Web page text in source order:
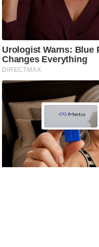
O
T
e
a
E
x
p
e
r